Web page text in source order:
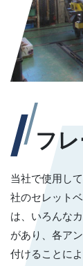
フ
当社で使用し
社のセレット
は、いろんな
があり、各ア
付けることに